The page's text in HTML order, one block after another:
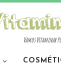
Vamos Vitaminar